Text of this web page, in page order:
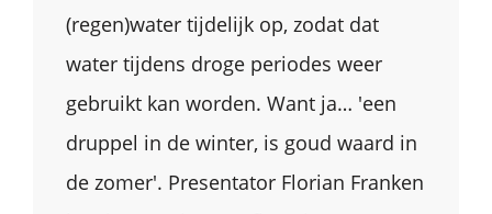
(regen)water tijdelijk op, zodat dat
water tijdens droge periodes weer
gebruikt kan worden. Want ja… 'een
druppel in de winter, is goud waard in
de zomer'. Presentator Florian Franken